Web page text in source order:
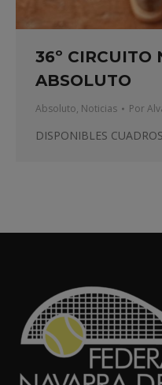
36º CIRCUITO
ABSOLUTO
Absoluto, Noticias Por
DISPONIBLES